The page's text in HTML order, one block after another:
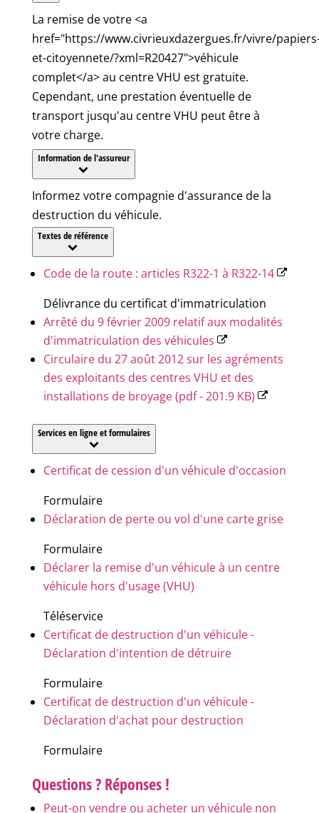
La remise de votre <a
href="https://www.civrieuxdazergues.fr/vivre/
et-citoyennete/?xml=R20427">véhicule
complet</a> au centre VHU est gratuite.
Cependant, une prestation éventuelle de
transport jusqu'au centre VHU peut être à
votre charge.
Information de l'assureur
Informez votre compagnie d'assurance de la
destruction du véhicule.
Textes de référence
Code de la route : articles R322-1 à R322-14
Délivrance du certificat d'immatriculation
Arrêté du 9 février 2009 relatif aux modalités
d'immatriculation des véhicules
Circulaire du 27 août 2012 sur les agréments
des exploitants des centres VHU et des
installations de broyage (pdf - 201.9 KB)
Services en ligne et formulaires
Certificat de cession d'un véhicule d'occasion
Formulaire
Déclaration de perte ou vol d'une carte grise
Formulaire
Déclarer la remise d'un véhicule à un centre
véhicule hors d'usage (VHU)
Téléservice
Certificat de destruction d'un véhicule -
Déclaration d'intention de détruire
Formulaire
Certificat de destruction d'un véhicule -
Déclaration d'achat pour destruction
Formulaire
Questions ? Réponses !
Peut-on vendre ou acheter un véhicule non